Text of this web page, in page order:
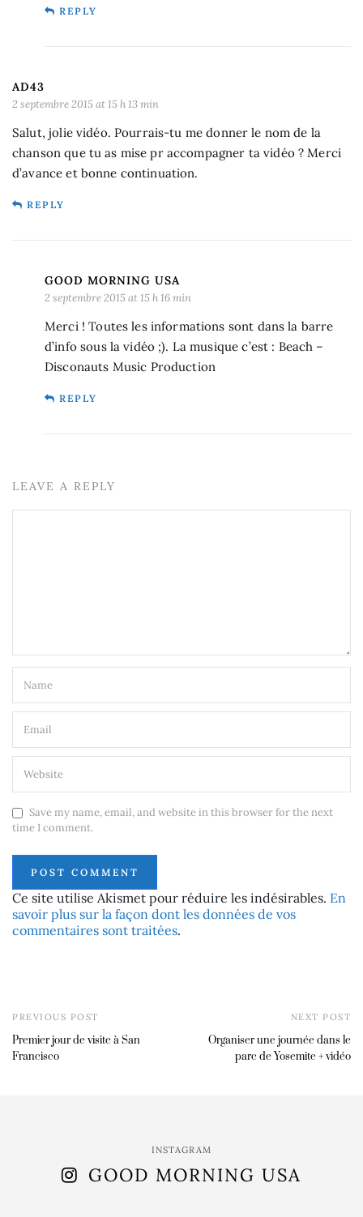
REPLY
AD43
2 septembre 2015 at 15 h 13 min
Salut, jolie vidéo. Pourrais-tu me donner le nom de la
chanson que tu as mise pr accompagner ta vidéo ? Merci
d’avance et bonne continuation.
REPLY
GOOD MORNING USA
2 septembre 2015 at 15 h 16 min
Merci ! Toutes les informations sont dans la barre
d’info sous la vidéo ;). La musique c’est : Beach –
Disconauts Music Production
REPLY
LEAVE A REPLY
Save my name, email, and website in this browser for the next
time I comment.
Ce site utilise Akismet pour réduire les indésirables. En
savoir plus sur la façon dont les données de vos
commentaires sont traitées.
PREVIOUS POST
Premier jour de visite à San
Francisco
NEXT POST
Organiser une journée dans le
parc de Yosemite + vidéo
INSTAGRAM
GOOD MORNING USA